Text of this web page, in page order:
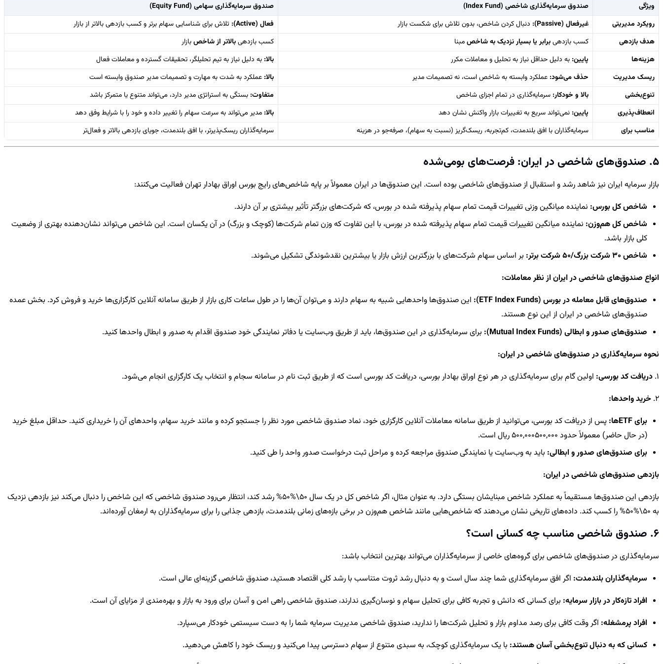
ویژگی صندوق سرمایه‌گذاری شاخصی (Index Fund)
صندوق سرمایه‌گذاری سهامی (Equity Fund)
رویکرد مدیریتی
غیرفعال (Passive): دنبال کردن شاخص، بدون تلاش برای شکست بازار فعال (Active):
تلاش برای شناسایی سهام برتر و کسب بازدهی بالاتر از بازار
هدف بازدهی
کسب بازدهیبرابر یا بسیار نزدیک به شاخصمبنا کسب بازدهیبالاتر از شاخصبازار
هزینه‌ها
پایین: به دلیل حداقل نیاز به تحلیل و معاملات مکرر بالا: به دلیل نیاز به تیم تحلیلگر، تحقیقات گسترده و معاملات فعال
ریسک مدیریت
حذف می‌شود: عملکرد وابسته به شاخص است، نه تصمیمات مدیر بالا: عملکرد به شدت به مهارت و تصمیمات مدیر صندوق وابسته است
تنوع‌بخشی
بالا و خودکار: سرمایه‌گذاری در تمام اجزای شاخص متفاوت: بستگی به استراتژی مدیر دارد، می‌تواند متنوع یا متمرکز باشد
انعطاف‌پذیری
پایین: نمی‌تواند سریع به تغییرات بازار واکنش نشان دهد بالا: مدیر می‌تواند به سرعت سهام را تغییر داده و خود را با شرایط وفق دهد
مناسب برای
سرمایه‌گذاران با افق بلندمدت، کم‌تجربه، ریسک‌گریز (نسبت به سهام)، صرفه‌جو در هزینه سرمایه‌گذاران ریسک‌پذیرتر، با افق بلندمدت، جویای بازدهی بالاتر و فعال‌تر
5. صندوق‌های شاخصی در ایران: فرصت‌های بومی‌شده
بازار سرمایه ایران نیز شاهد رشد و استقبال از صندوق‌های شاخصی بوده است. این صندوق‌ها در ایران معمولاً بر پایه شاخص‌های رایج بورس اوراق بهادار تهران فعالیت می‌کنند:
شاخص کل بورس: نماینده میانگین وزنی تغییرات قیمت تمام سهام پذیرفته شده در بورس، که شرکت‌های بزرگتر تأثیر بیشتری بر آن دارند.
شاخص کل هم‌وزن: نماینده میانگین تغییرات قیمت تمام سهام پذیرفته شده در بورس، با این تفاوت که وزن تمام شرکت‌ها (کوچک و بزرگ) در آن یکسان است. این شاخص می‌تواند نشان‌دهنده بهتری از وضعیت
کلی بازار باشد.
شاخص 30 شرکت بزرگ/50 شرکت برتر:
بر اساس سهام شرکت‌های با بزرگترین ارزش بازار یا بیشترین نقدشوندگی تشکیل می‌شوند.
انواع صندوق‌های شاخصی در ایران از نظر معاملات:
صندوق‌های قابل معامله در بورس (ETF Index Funds):
این صندوق‌ها واحدهایی شبیه به سهام دارند و می‌توان آن‌ها را در طول ساعات کاری بازار از طریق سامانه آنلاین کارگزاری‌ها خرید و فروش کرد. بخش عمده
صندوق‌های شاخصی در ایران از این نوع هستند.
صندوق‌های صدور و ابطالی (Mutual Index Funds):
برای سرمایه‌گذاری در این صندوق‌ها، باید از طریق وب‌سایت یا دفاتر نمایندگی خود صندوق اقدام به صدور و ابطال واحدها کنید.
نحوه سرمایه‌گذاری در صندوق‌های شاخصی در ایران:
1. دریافت کد بورسی: اولین گام برای سرمایه‌گذاری در هر نوع اوراق بهادار بورسی، دریافت کد بورسی است که از طریق ثبت نام در سامانه سجام و انتخاب یک کارگزاری انجام می‌شود.
2. خرید واحدها:
برای ETFها:
پس از دریافت کد بورسی، می‌توانید از طریق سامانه معاملات آنلاین کارگزاری خود، نماد صندوق شاخصی مورد نظر را جستجو کرده و مانند خرید سهام، واحدهای آن را خریداری کنید. حداقل مبلغ خرید
(در حال حاضر) معمولاً حدود 500,000
500,000
ریال است.
برای صندوق‌های صدور و ابطالی: باید به وب‌سایت یا نمایندگی صندوق مراجعه کرده و مراحل ثبت درخواست صدور واحد را طی کنید.
بازدهی صندوق‌های شاخصی در ایران:
بازدهی این صندوق‌ها مستقیماً به عملکرد شاخص مبنایشان بستگی دارد. به عنوان مثال، اگر شاخص کل در یک سال 50\%
50%
رشد کند، انتظار می‌رود صندوق شاخصی که این شاخص را دنبال می‌کند نیز بازدهی نزدیک
به 50\%
50% را کسب کند. داده‌های تاریخی نشان می‌دهند که شاخص‌هایی مانند شاخص هم‌وزن در برخی بازه‌های زمانی بلندمدت، بازدهی جذابی را برای سرمایه‌گذاران به ارمغان آورده‌اند.
6. صندوق شاخصی مناسب چه کسانی است؟
سرمایه‌گذاری در صندوق‌های شاخصی برای گروه‌های خاصی از سرمایه‌گذاران می‌تواند بهترین انتخاب باشد:
سرمایه‌گذاران بلندمدت: اگر افق سرمایه‌گذاری شما چند سال است و به دنبال رشد ثروت متناسب با رشد کلی اقتصاد هستید، صندوق شاخصی گزینه‌ای عالی است.
افراد تازه‌کار در بازار سرمایه: برای کسانی که دانش و تجربه کافی برای تحلیل سهام و نوسان‌گیری ندارند، صندوق شاخصی راهی امن و آسان برای ورود به بازار و بهره‌مندی از مزایای آن است.
افراد پرمشغله: اگر وقت کافی برای رصد مداوم بازار و تحلیل شرکت‌ها را ندارید، صندوق شاخصی مدیریت سرمایه شما را به دست سیستمی خودکار می‌سپارد.
کسانی که به دنبال تنوع‌بخشی آسان هستند: با یک سرمایه‌گذاری کوچک، به سبدی متنوع از سهام دسترسی پیدا می‌کنید و ریسک خود را کاهش می‌دهید.